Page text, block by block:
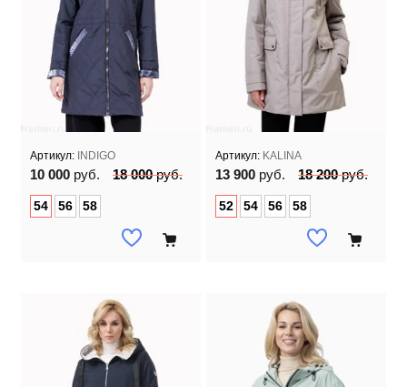
Артикул: INDIGO
10 000 руб. 18 000руб.
54 56 58
Артикул: KALINA
13 900 руб. 18 200руб.
52 54 56 58